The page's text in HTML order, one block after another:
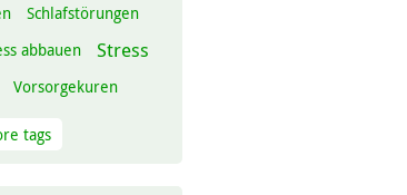
Schlafstörungen
abbauen
Stress
Vorsorgekuren
tags